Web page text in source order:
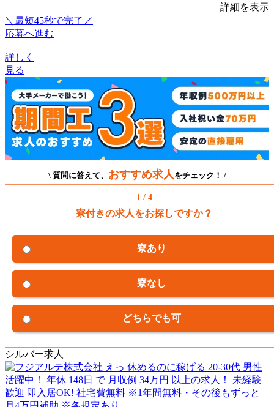
詳細を表示
＼最短45秒で完了／
応募へ進む
詳しく
見る
\ 質問に答えて、 おすすめ求人 をチェック！ /
1 / 4
寮付きの求人をお探しですか？
寮あり
寮なし
どちらでも可
シルバー求人